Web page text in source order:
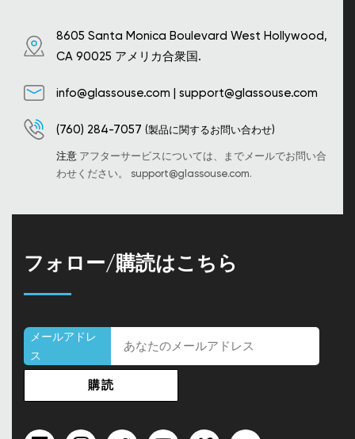
8605 Santa Monica Boulevard West Hollywood,
CA 90025 アメリカ合衆国.
info@glassouse.com | support@glassouse.com
(760) 284-7057 (製品に関するお問い合わせ)
注意 アフターサービスについては、までメールでお問い合
わせください。 support@glassouse.com.
フォロー/購読はこちら
メールアドレ
ス